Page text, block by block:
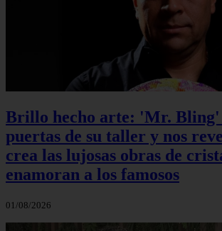
Brillo hecho arte: 'Mr. Bling'
puertas de su taller y nos
crea las lujosas obras de
enamoran a los famosos
01/08/2026